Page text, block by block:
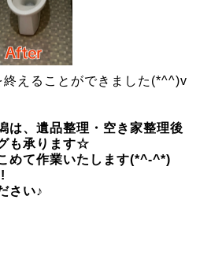
終えることができました(*^^)v
は、遺品整理・空き家整理後
も承ります☆
めて作業いたします(*^-^*)
さい♪